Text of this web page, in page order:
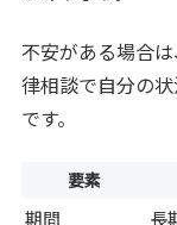
不安がある場合
律相談で自分の
です。
要素
期間
長